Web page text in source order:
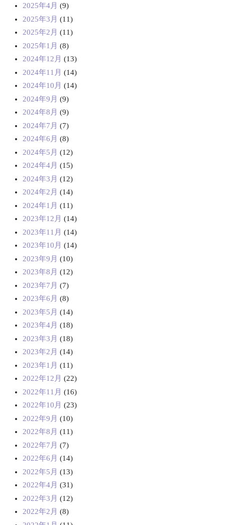
2025年4月 (9)
2025年3月 (11)
2025年2月 (11)
2025年1月 (8)
2024年12月 (13)
2024年11月 (14)
2024年10月 (14)
2024年9月 (9)
2024年8月 (9)
2024年7月 (7)
2024年6月 (8)
2024年5月 (12)
2024年4月 (15)
2024年3月 (12)
2024年2月 (14)
2024年1月 (11)
2023年12月 (14)
2023年11月 (14)
2023年10月 (14)
2023年9月 (10)
2023年8月 (12)
2023年7月 (7)
2023年6月 (8)
2023年5月 (14)
2023年4月 (18)
2023年3月 (18)
2023年2月 (14)
2023年1月 (11)
2022年12月 (22)
2022年11月 (16)
2022年10月 (23)
2022年9月 (10)
2022年8月 (11)
2022年7月 (7)
2022年6月 (14)
2022年5月 (13)
2022年4月 (31)
2022年3月 (12)
2022年2月 (8)